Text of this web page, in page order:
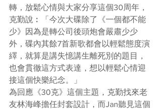
轉，放鬆心情與大家分享這個30周年，
克勤說︰「今次大碟除了《一個都不能
少》因為是轉公司後頭炮會嚴肅少少
外，碟內其餘7首新歌都會以輕鬆態度演
繹，就算是講失憶講生離死別的題目，
也會貫徹這方式表達，想以輕鬆心情迎
接這個快樂紀念。」
為回應《30克》這個主題，克勤找來老
友林海峰擔任封套設計，而Jan聽見這個